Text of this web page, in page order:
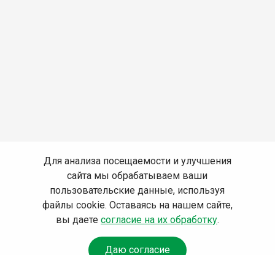
Для анализа посещаемости и улучшения
сайта мы обрабатываем ваши
пользовательские данные, используя
файлы cookie. Оставаясь на нашем сайте,
вы даете согласие на их обработку.
Даю согласие